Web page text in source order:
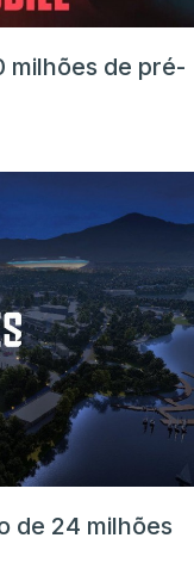
milhões de pré-
de 24 milhões